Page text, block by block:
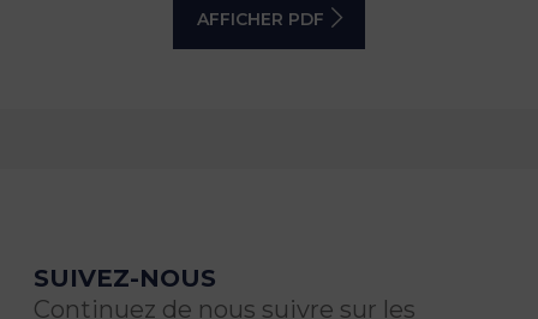
AFFICHER PDF
SUIVEZ-NOUS
Continuez de nous suivre sur les